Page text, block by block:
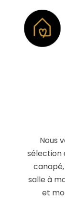
contenu
principal
Nous
sélection
salle à
et